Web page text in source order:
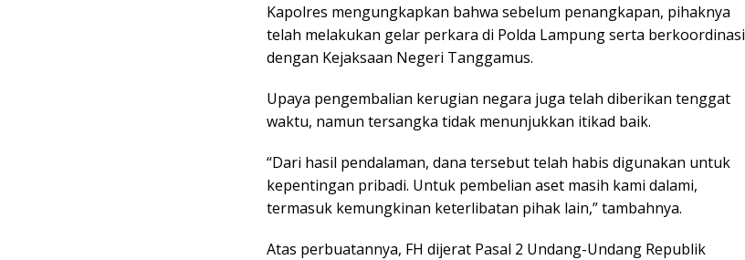
Kapolres mengungkapkan bahwa sebelum penangkapan, pihaknya
telah melakukan gelar perkara di Polda Lampung serta berkoordinasi
dengan Kejaksaan Negeri Tanggamus.
Upaya pengembalian kerugian negara juga telah diberikan tenggat
waktu, namun tersangka tidak menunjukkan itikad baik.
“Dari hasil pendalaman, dana tersebut telah habis digunakan untuk
kepentingan pribadi. Untuk pembelian aset masih kami dalami,
termasuk kemungkinan keterlibatan pihak lain,” tambahnya.
Atas perbuatannya, FH dijerat Pasal 2 Undang-Undang Republik